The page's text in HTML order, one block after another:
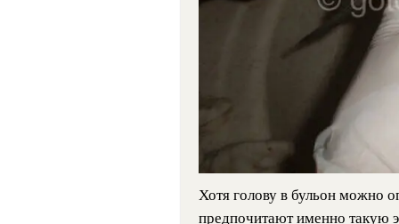
Хотя голову в бульон можно
предпочитают именно такую